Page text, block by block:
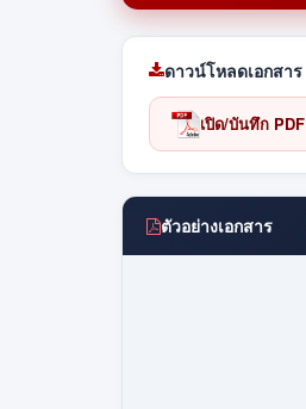
ดาวน์โหลดเอกสาร
เปิด/บันทึก PDF
ตัวอย่างเอกสาร